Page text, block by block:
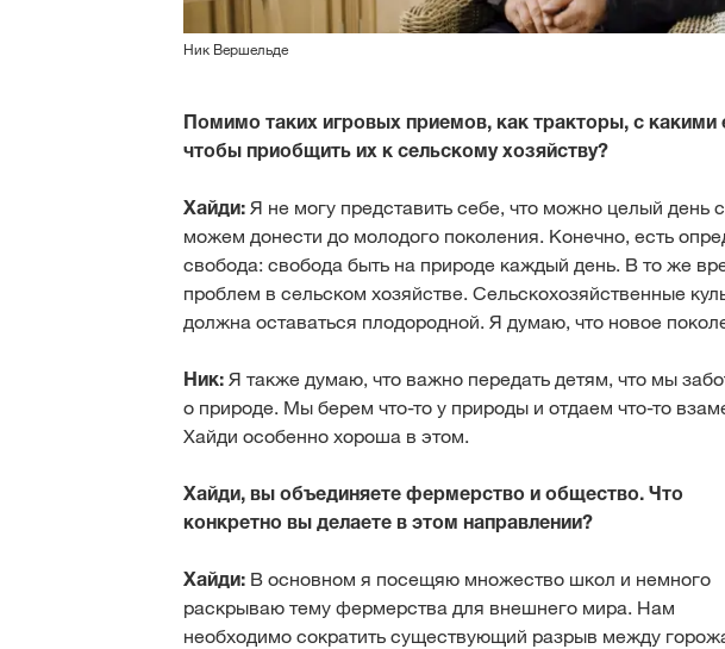
Ник Вершельде
Помимо таких игровых приемов, как тракторы, с
чтобы приобщить их к сельскому хозяйству?
Хайди: Я не могу представить себе, что можно целый день
можем донести до молодого поколения. Конечно, есть
свобода: свобода быть на природе каждый день. В то же
проблем в сельском хозяйстве. Сельскохозяйственные
должна оставаться плодородной. Я думаю, что новое
Ник: Я также думаю, что важно передать детям, что мы
о природе. Мы берем что-то у природы и отдаем что-то
Хайди особенно хороша в этом.
Хайди, вы объединяете фермерство и общество. Что
конкретно вы делаете в этом направлении?
Хайди: В основном я посещяю множество школ и немного
раскрываю тему фермерства для внешнего мира. Нам
необходимо сократить существующий разрыв между